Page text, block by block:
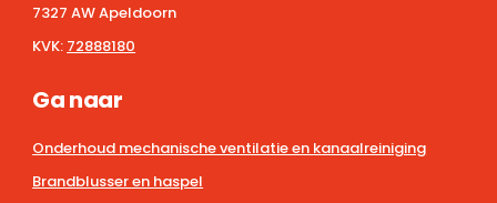
7327 AW Apeldoorn
KVK: 72888180
Ga naar
Onderhoud mechanische ventilatie en kanaalreiniging
Brandblusser en haspel